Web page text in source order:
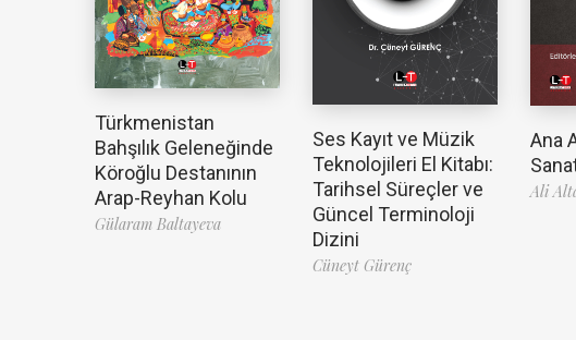
Türkmenistan
Bahşılık Geleneğinde
Köroğlu Destanının
Arap-Reyhan Kolu
Gülaram Baltayeva
Ses Kayıt ve Müzik
Teknolojileri El Kitabı:
Tarihsel Süreçler ve
Güncel Terminoloji
Dizini
Cüneyt Gürenç
Ana
Ali